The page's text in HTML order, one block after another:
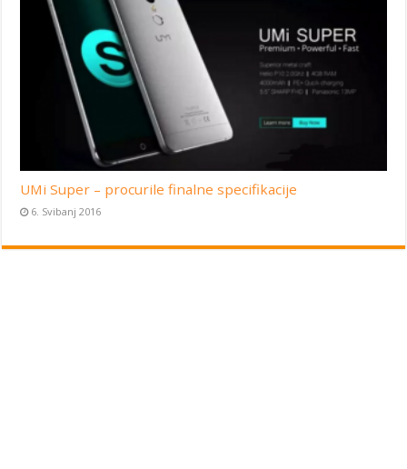
UMi Super – procurile finalne specifikacije
6. Svibanj 2016